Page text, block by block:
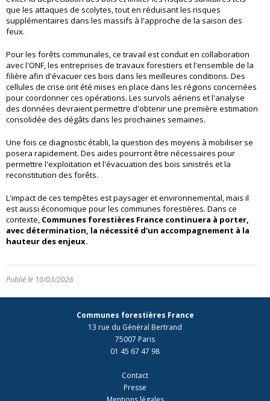
que les attaques de scolytes, tout en réduisant les risques
supplémentaires dans les massifs à l'approche de la saison des
feux.
Pour les forêts communales, ce travail est conduit en collaboration
avec l'ONF, les entreprises de travaux forestiers et l'ensemble de la
filière afin d'évacuer ces bois dans les meilleures conditions. Des
cellules de crise ont été mises en place dans les régions concernées
pour coordonner ces opérations. Les survols aériens et l'analyse
des données devraient permettre d'obtenir une première estimation
consolidée des dégâts dans les prochaines semaines.
Une fois ce diagnostic établi, la question des moyens à mobiliser se
posera rapidement. Des aides pourront être nécessaires pour
permettre l'exploitation et l'évacuation des bois sinistrés et la
reconstitution des forêts.
L'impact de ces tempêtes est paysager et environnemental, mais il
est aussi économique pour les communes forestières. Dans ce
contexte, Communes forestières France continuera à porter,
avec détermination, la nécessité d'un accompagnement à la
hauteur des enjeux.
Publié le 10/03/2026
Communes forestières France
13 rue du Général Bertrand
75007 Paris
01 45 67 47 98
Contact
Presse